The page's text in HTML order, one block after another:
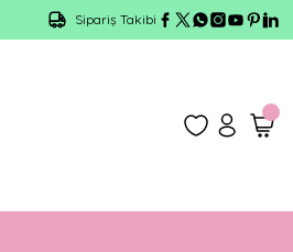
Sipariş Takibi